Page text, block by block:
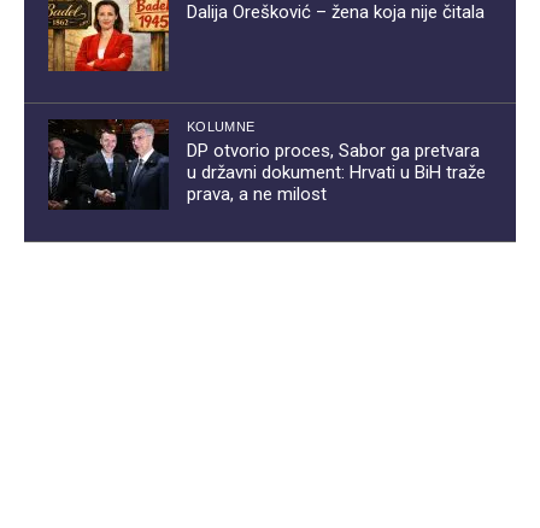
Dalija Orešković – žena koja nije čitala
KOLUMNE
DP otvorio proces, Sabor ga pretvara
u državni dokument: Hrvati u BiH traže
prava, a ne milost